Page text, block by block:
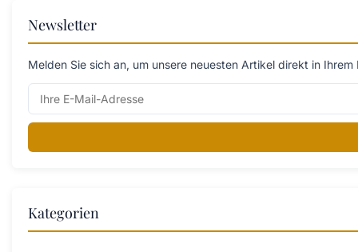
Newsletter
Melden Sie sich an, um unsere neuesten Artikel direkt in
Kategorien